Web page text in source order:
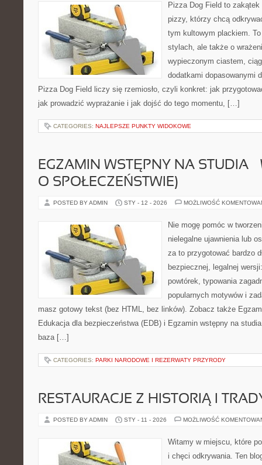
Pizza Dog Field to
pizzy, którzy chcą
tym kultowym plackiem.
stylach, ale także o
wypieczonym ciastem,
dodatkami dopasowanymi
Pizza Dog Field liczy się rzemiosło, czyli konkret: jak
jak prowadzić wyprażanie i jak dojść do tego momentu, […]
CATEGORIES: NAJLEPSZE PUNKTY WIDOKOWE
EGZAMIN WSTĘPNY NA STUDIA
O SPOŁECZEŃSTWIE)
POSTED BY ADMIN STY - 12 - 2026 MOŻLIWOŚĆ
Nie mogę pomóc w
nielegalne ujawnienia lub
za to przygotować bardzo
bezpiecznej, legalnej
powtórek, typowania
popularnych motywów i
masz gotowy tekst (bez HTML, bez linków). Zobacz także
Edukacja dla bezpieczeństwa (EDB) i Egzamin wstępny na
baza […]
CATEGORIES: PARKI NARODOWE I REZERWATY PRZYRODY
RESTAURACJE Z HISTORIĄ I
POSTED BY ADMIN STY - 11 - 2026 MOŻLIWOŚĆ
Witamy w miejscu, które
i chęci odkrywania. Ten